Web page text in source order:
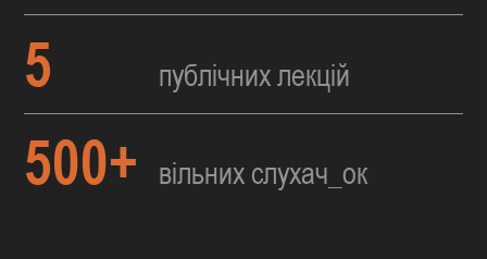
5 публічних лекцій
500+ вільних слухач_ок